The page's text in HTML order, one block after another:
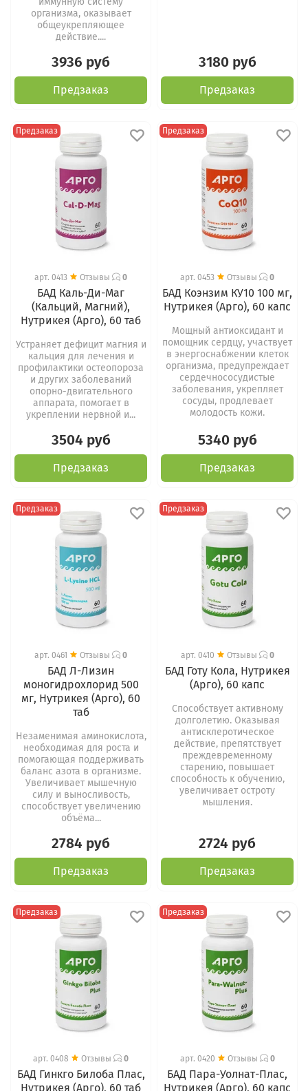
организма, оказывает
общеукрепляющее
действие....
3936 руб
Предзаказ
3180 руб
Предзаказ
Предзаказ
арт. 0413 Отзывы 0
БАД Каль-Ди-Маг
(Кальций, Магний),
Нутрикея (Арго), 60 таб
Устраняет дефицит магния и
кальция для лечения и
профилактики остеопороза
и других заболеваний
опорно-двигательного
аппарата, помогает в
укреплении нервной и...
3504 руб
Предзаказ
Предзаказ
арт. 0453 Отзывы 0
БАД Коэнзим КУ10 100 мг,
Нутрикея (Арго), 60 капс
Мощный антиоксидант и
помощник сердцу, участвует
в энергоснабжении клеток
организма, предупреждает
сердечнососудистые
заболевания, укрепляет
сосуды, продлевает
молодость кожи.
5340 руб
Предзаказ
Предзаказ
арт. 0461 Отзывы 0
БАД Л-Лизин
моногидрохлорид 500
мг, Нутрикея (Арго), 60
таб
Незаменимая аминокислота,
необходимая для роста и
помогающая поддерживать
баланс азота в организме.
Увеличивает мышечную
силу и выносливость,
способствует увеличению
объёма...
2784 руб
Предзаказ
Предзаказ
арт. 0410 Отзывы 0
БАД Готу Кола, Нутрикея
(Арго), 60 капс
Способствует активному
долголетию. Оказывая
антисклеротическое
действие, препятствует
преждевременному
старению, повышает
способность к обучению,
увеличивает остроту
мышления.
2724 руб
Предзаказ
Предзаказ
арт. 0408 Отзывы 0
БАД Гинкго Билоба Плас,
Нутрикея (Арго), 60 таб
Предзаказ
арт. 0420 Отзывы 0
БАД Пара-Уолнат-Плас,
Нутрикея (Арго), 60 капс